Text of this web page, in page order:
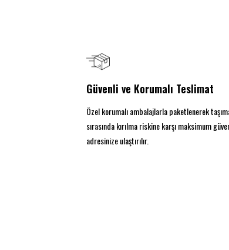
Güvenli ve Korumalı Teslimat
Özel korumalı ambalajlarla paketlenerek
sırasında kırılma riskine karşı maksimum
adresinize ulaştırılır.